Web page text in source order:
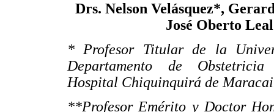
Drs. Nelson Velásquez*,
José Oberto
* Profesor Titular de la
Departamento de
Hospital Chiquinquirá de
**Profesor Emérito y Doctor